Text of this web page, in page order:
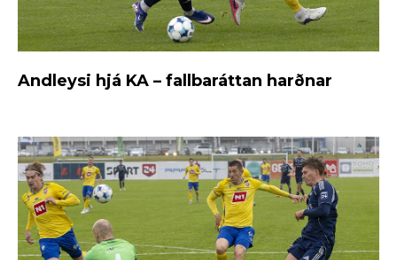
Andleysi hjá KA – fallbaráttan harðnar